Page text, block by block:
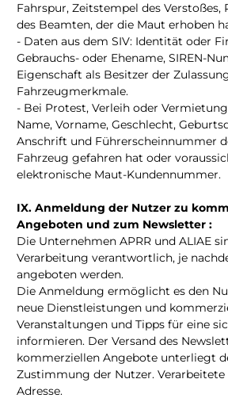
Fahrspur, Zeitstempel des Verstoßes,
des Beamten, der die Maut erhoben
- Daten aus dem SIV: Identität oder
Gebrauchs- oder Ehename, SIREN-
Eigenschaft als Besitzer der
Fahrzeugmerkmale.
- Bei Protest, Verleih oder
Name, Vorname, Geschlecht,
Anschrift und Führerscheinnummer
Fahrzeug gefahren hat oder
elektronische Maut-Kundennummer.
IX. Anmeldung der Nutzer zu
Angeboten und zum Newsletter :
Die Unternehmen APRR und ALIAE
Verarbeitung verantwortlich, je
angeboten werden.
Die Anmeldung ermöglicht es den
neue Dienstleistungen und
Veranstaltungen und Tipps für eine
informieren. Der Versand des
kommerziellen Angebote unterliegt
Zustimmung der Nutzer. Verarbeitete
Adresse.